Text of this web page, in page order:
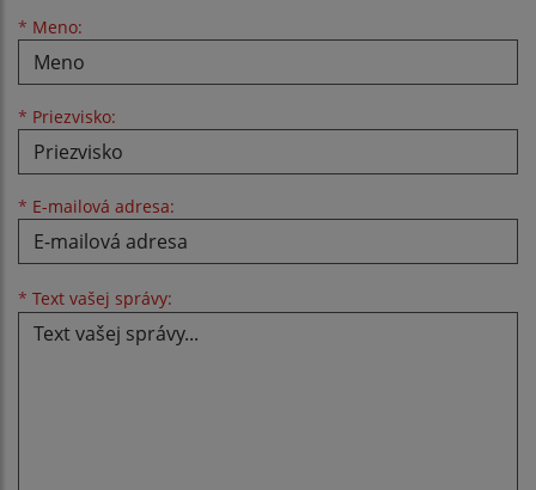
* Meno:
Meno
* Priezvisko:
Priezvisko
* E-mailová adresa:
E-mailová adresa
* Text vašej správy: